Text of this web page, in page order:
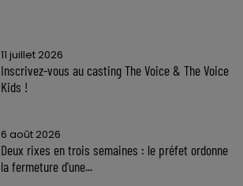
11 juillet 2026
Inscrivez-vous au casting The Voice & The Voice
Kids !
6 août 2026
Deux rixes en trois semaines : le préfet ordonne
la fermeture d'une...